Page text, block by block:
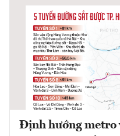
Định hướng metro